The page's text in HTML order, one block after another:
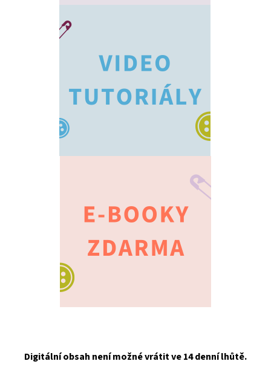
Digitální obsah není možné vrátit ve 14 denní lhůtě.